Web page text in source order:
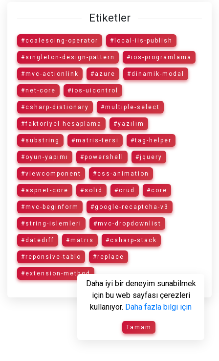
Etiketler
#coalescing-operator #local-iis-publish
#singleton-design-pattern #ios-programlama
#mvc-actionlink #azure #dinamik-modal
#net-core #ios-uicontrol
#csharp-distionary #multiple-select
#faktoriyel-hesaplama #yazılım
#substring #matris-tersi #tag-helper
#oyun-yapımı #powershell #jquery
#viewcomponent #css-animation
#aspnet-core #solid #crud #core
#mvc-beginform #google-recaptcha-v3
#string-islemleri #mvc-dropdownlist
#datediff #matris #csharp-stack
#reponsive-tablo #replace
#extension-method
Daha iyi bir deneyim sunabilmek
için bu web sayfası çerezleri
kullanıyor. Daha fazla bilgi için
Tamam